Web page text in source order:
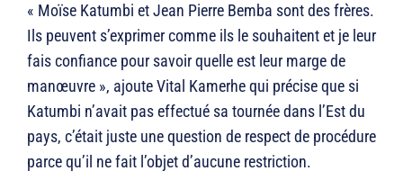
« Moïse Katumbi et Jean Pierre Bemba sont des frères.
Ils peuvent s’exprimer comme ils le souhaitent et je leur
fais confiance pour savoir quelle est leur marge de
manœuvre », ajoute Vital Kamerhe qui précise que si
Katumbi n’avait pas effectué sa tournée dans l’Est du
pays, c’était juste une question de respect de procédure
parce qu’il ne fait l’objet d’aucune restriction.